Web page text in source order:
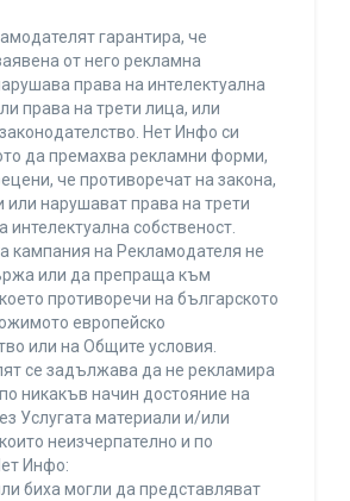
гарантира, че
от него рекламна
права на интелектуална
права на трети лица, или
Нет Инфо си
да премахва рекламни форми,
че противоречат на закона,
или нарушават права на трети
интелектуална собственост.
кампания на Рекламодателя не
или да препраща към
противоречи на българското
европейско
или на Общите условия.
се задължава да не рекламира
никакъв начин достояние на
Услугата материали и/или
неизчерпателно и по
Инфо:
биха могли да представляват